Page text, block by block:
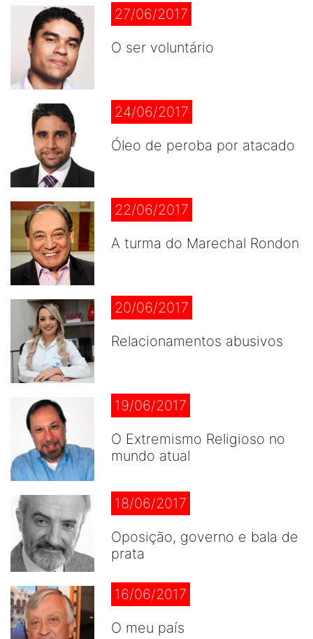
27/06/2017
O ser voluntário
24/06/2017
Óleo de peroba por atacado
22/06/2017
A turma do Marechal Rondon
20/06/2017
Relacionamentos abusivos
19/06/2017
O Extremismo Religioso no
mundo atual
18/06/2017
Oposição, governo e bala de
prata
16/06/2017
O meu país